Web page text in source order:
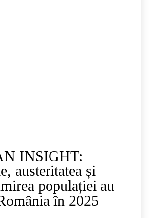
INSIGHT:
austeritatea și
populației au
în 2025